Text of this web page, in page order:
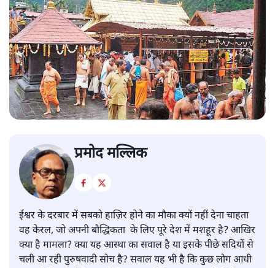
प्रमोद मल्लिक
ईश्वर के दरबार में सबको हाज़िर होने का मौका क्यों नहीं देना चाहता
वह केरल, जो अपनी बौद्धिकता के लिए पूरे देश में मशहूर है? आखिर
क्या है मामला? क्या यह आस्था का सवाल है या इसके पीछे सदियों से
चली आ रही पुरुषवादी सोच है? सवाल यह भी है कि कुछ लोग आधी